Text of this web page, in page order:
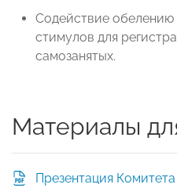
Содействие обелению
стимулов для
самозанятых.
Материалы
Презентация